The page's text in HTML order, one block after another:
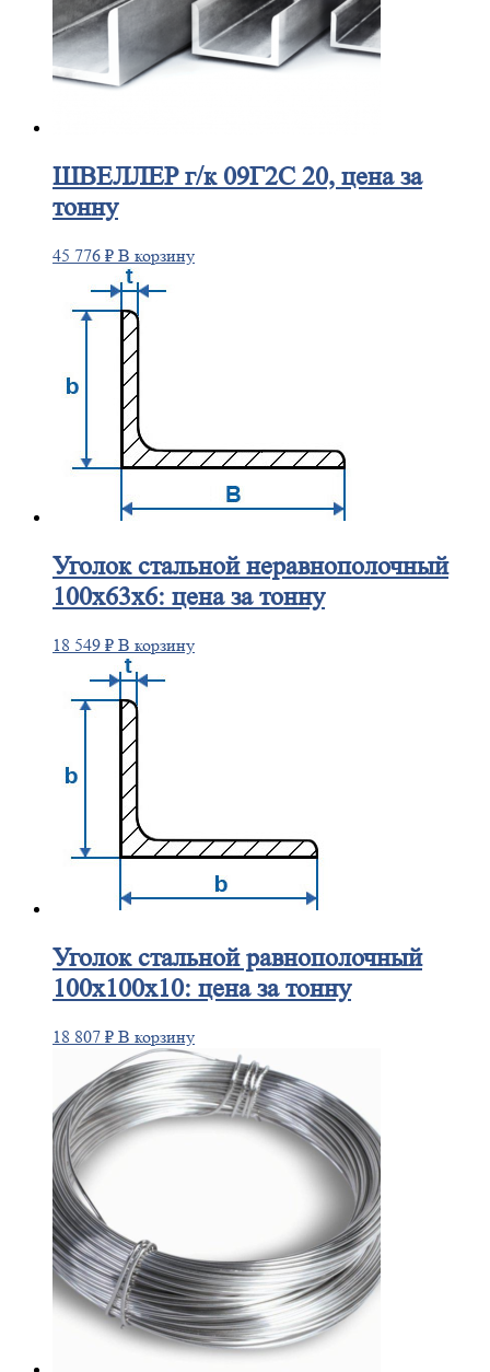
ШВЕЛЛЕРг/к 09Г2С 20, цена за
тонну
45 776 ₽ В корзину
Уголокстальной неравнополочный
100х63х6: цена за тонну
18 549 ₽ В корзину
Уголокстальной равнополочный
100х100х10: цена за тонну
18 807 ₽ В корзину